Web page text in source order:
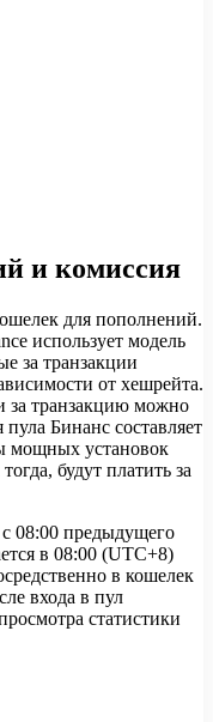
и комиссия
для пополнений.
использует модель
за транзакции
от хешрейта.
за транзакцию можно
Бинанс составляет
мощных установок
будут платить за
08:00 предыдущего
в 08:00 (UTC+8)
в кошелек
входа в пул
статистики